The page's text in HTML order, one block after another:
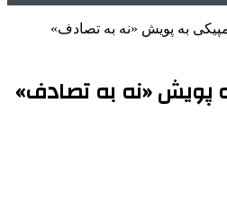
به پویش «نه به تصادف»
پویش «نه به تصادف»